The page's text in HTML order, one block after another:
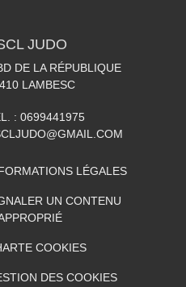
JUDO
DE LA RÉPUBLIQUE
LAMBESC
: 0699441975
LÉGALES
UN CONTENU
COOKIES
DES COOKIES